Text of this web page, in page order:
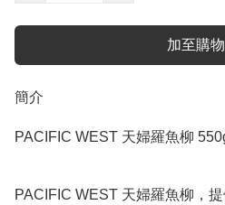
加至購
簡介
PACIFIC WEST 天婦羅魚柳
PACIFIC WEST 天婦羅魚柳，